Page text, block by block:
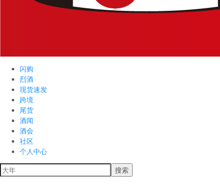
闪购
烈酒
现货速发
跨境
尾货
酒闻
酒会
社区
个人中心
搜索